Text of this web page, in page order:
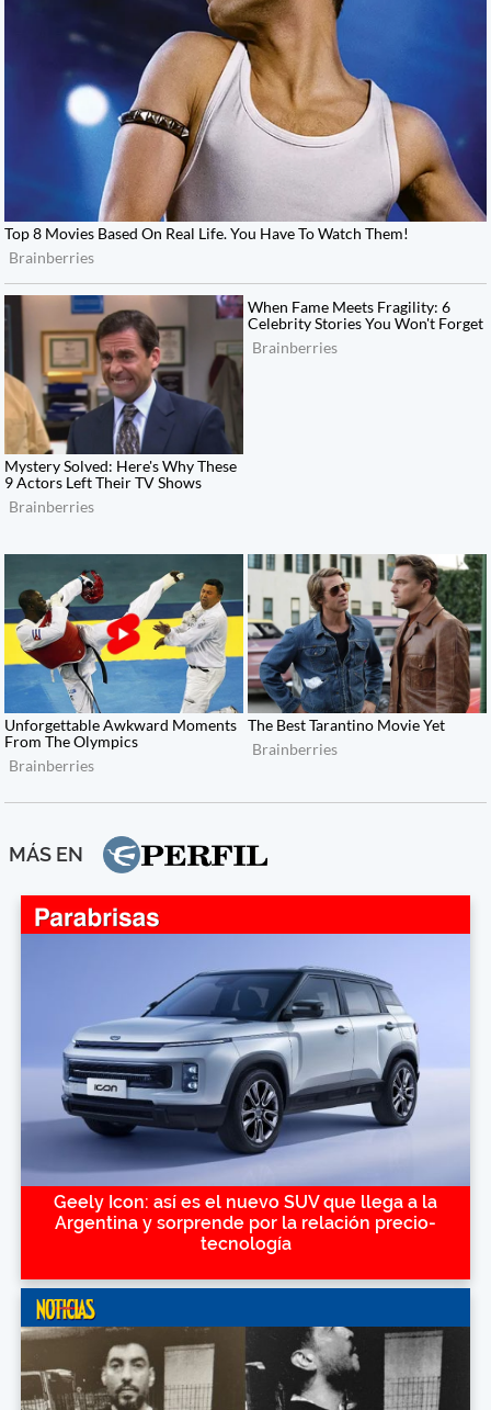
MÁS EN
Geely Icon: así es el nuevo SUV que llega a la
Argentina y sorprende por la relación precio-
tecnología